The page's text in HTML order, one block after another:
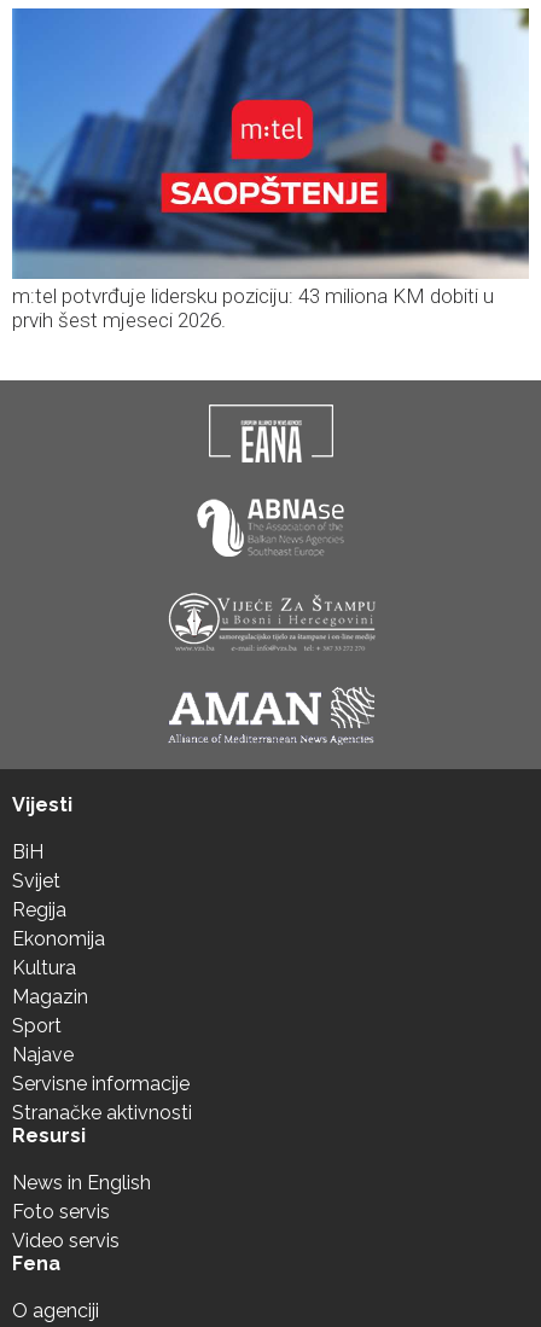
m:tel potvrđuje lidersku poziciju: 43 miliona KM dobiti u
prvih šest mjeseci 2026.
Vijesti
BiH
Svijet
Regija
Ekonomija
Kultura
Magazin
Sport
Najave
Servisne informacije
Stranačke aktivnosti
Resursi
News in English
Foto servis
Video servis
Fena
O agenciji